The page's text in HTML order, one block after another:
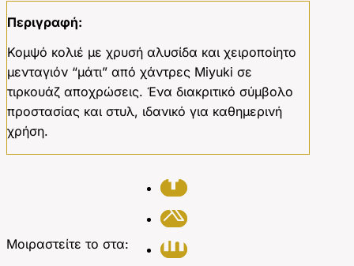
Περιγραφή:
Κομψό κολιέ με χρυσή αλυσίδα και χειροποίητο
μενταγιόν “μάτι” από χάντρες Miyuki σε
τιρκουάζ αποχρώσεις. Ένα διακριτικό σύμβολο
προστασίας και στυλ, ιδανικό για καθημερινή
χρήση.
Μοιραστείτε το στα: